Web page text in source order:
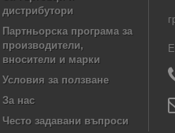
дистрибутори
Партньорска програма за
производители,
вносители и марки
Условия за ползване
За нас
Често задавани въпроси